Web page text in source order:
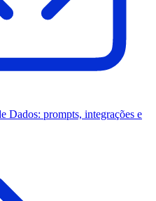
Dados: prompts, integrações e